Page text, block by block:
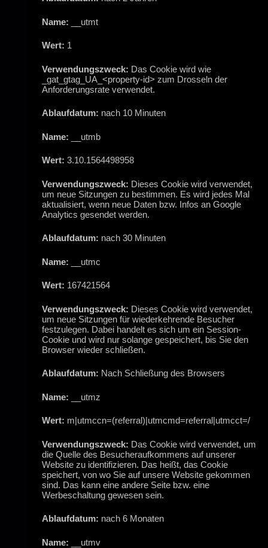
Name: __utmt
Wert: 1
Verwendungszweck: Das Cookie wird wie
_gat_gtag_UA_<property-id> zum Drosseln der
Anforderungsrate verwendet.
Ablaufdatum: nach 10 Minuten
Name: __utmb
Wert: 3.10.1564498958
Verwendungszweck: Dieses Cookie wird verwendet,
um neue Sitzungen zu bestimmen. Es wird jedes Mal
aktualisiert, wenn neue Daten bzw. Infos an Google
Analytics gesendet werden.
Ablaufdatum: nach 30 Minuten
Name: __utmc
Wert: 167421564
Verwendungszweck: Dieses Cookie wird verwendet,
um neue Sitzungen für wiederkehrende Besucher
festzulegen. Dabei handelt es sich um ein Session-
Cookie und wird nur solange gespeichert, bis Sie den
Browser wieder schließen.
Ablaufdatum: Nach Schließung des Browsers
Name: __utmz
Wert: m|utmccn=(referral)|utmcmd=referral|utmcct=/
Verwendungszweck: Das Cookie wird verwendet, um
die Quelle des Besucheraufkommens auf unserer
Website zu identifizieren. Das heißt, das Cookie
speichert, von wo Sie auf unsere Website gekommen
sind. Das kann eine andere Seite bzw. eine
Werbeschaltung gewesen sein.
Ablaufdatum: nach 6 Monaten
Name: __utmv